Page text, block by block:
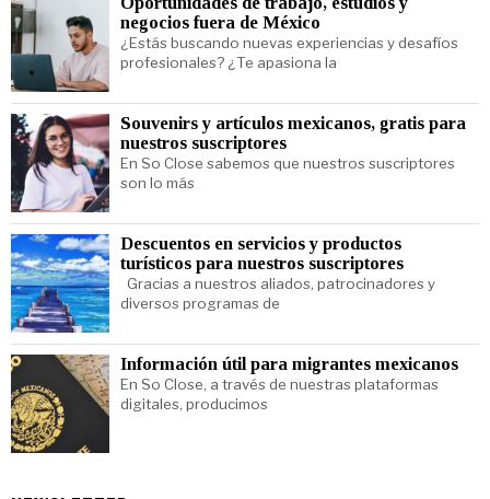
negocios fuera de México
¿Estás buscando nuevas experiencias y desafíos
profesionales? ¿Te apasiona la
Souvenirs y artículos mexicanos, gratis para
nuestros suscriptores
En So Close sabemos que nuestros suscriptores
son lo más
Descuentos en servicios y productos
turísticos para nuestros suscriptores
Gracias a nuestros aliados, patrocinadores y
diversos programas de
Información útil para migrantes mexicanos
En So Close, a través de nuestras plataformas
digitales, producimos